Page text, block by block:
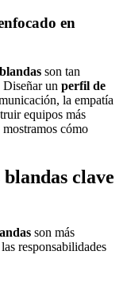
en
son tan
Diseñar un perfil de
la empatía
equipos más
cómo
clave
son más
responsabilidades